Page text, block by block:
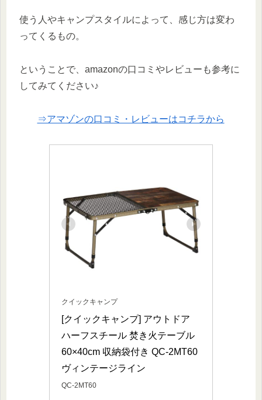
使う人やキャンプスタイルによって、感じ方は変わ
ってくるもの。
ということで、amazonの口コミやレビューも参考に
してみてください♪
⇒アマゾンの口コミ・レビューはコチラから
クイックキャンプ
[クイックキャンプ] アウトドア
ハーフスチール 焚き火テーブル
60×40cm 収納袋付き QC-2MT60
ヴィンテージライン
QC-2MT60